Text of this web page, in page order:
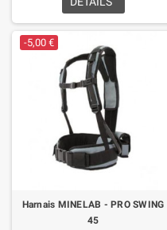
-5,00 €
Harnais MINELAB - PRO SWING
45